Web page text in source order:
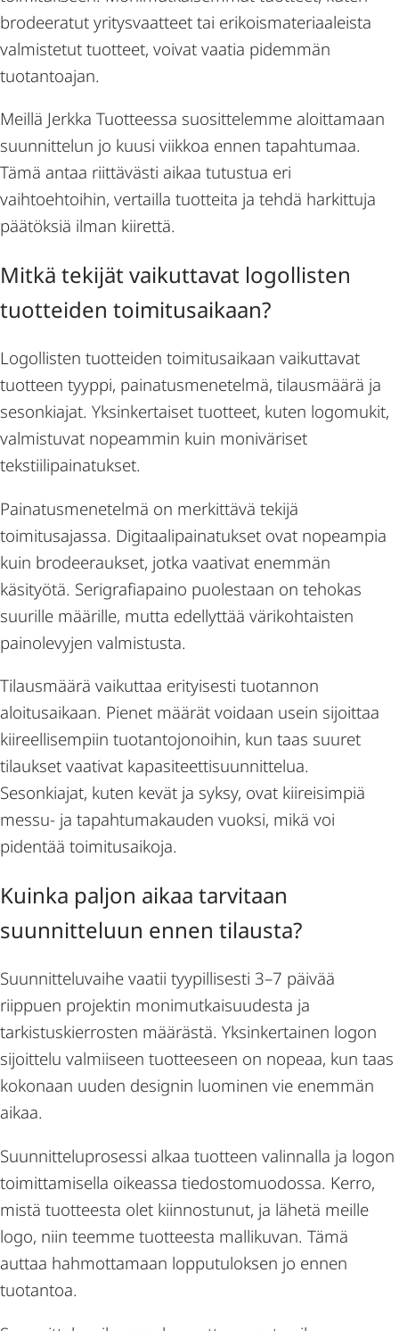
brodeeratut yritysvaatteet tai erikoismateriaaleista
valmistetut tuotteet, voivat vaatia pidemmän
tuotantoajan.
Meillä Jerkka Tuotteessa suosittelemme aloittamaan
suunnittelun jo kuusi viikkoa ennen tapahtumaa.
Tämä antaa riittävästi aikaa tutustua eri
vaihtoehtoihin, vertailla tuotteita ja tehdä harkittuja
päätöksiä ilman kiirettä.
Mitkä tekijät vaikuttavat logollisten
tuotteiden toimitusaikaan?
Logollisten tuotteiden toimitusaikaan vaikuttavat
tuotteen tyyppi, painatusmenetelmä, tilausmäärä ja
sesonkiajat. Yksinkertaiset tuotteet, kuten logomukit,
valmistuvat nopeammin kuin moniväriset
tekstiilipainatukset.
Painatusmenetelmä on merkittävä tekijä
toimitusajassa. Digitaalipainatukset ovat nopeampia
kuin brodeeraukset, jotka vaativat enemmän
käsityötä. Serigrafiapaino puolestaan on tehokas
suurille määrille, mutta edellyttää värikohtaisten
painolevyjen valmistusta.
Tilausmäärä vaikuttaa erityisesti tuotannon
aloitusaikaan. Pienet määrät voidaan usein sijoittaa
kiireellisempiin tuotantojonoihin, kun taas suuret
tilaukset vaativat kapasiteettisuunnittelua.
Sesonkiajat, kuten kevät ja syksy, ovat kiireisimpiä
messu- ja tapahtumakauden vuoksi, mikä voi
pidentää toimitusaikoja.
Kuinka paljon aikaa tarvitaan
suunnitteluun ennen tilausta?
Suunnitteluvaihe vaatii tyypillisesti 3–7 päivää
riippuen projektin monimutkaisuudesta ja
tarkistuskierrosten määrästä. Yksinkertainen logon
sijoittelu valmiiseen tuotteeseen on nopeaa, kun taas
kokonaan uuden designin luominen vie enemmän
aikaa.
Suunnitteluprosessi alkaa tuotteen valinnalla ja logon
toimittamisella oikeassa tiedostomuodossa. Kerro,
mistä tuotteesta olet kiinnostunut, ja lähetä meille
logo, niin teemme tuotteesta mallikuvan. Tämä
auttaa hahmottamaan lopputuloksen jo ennen
tuotantoa.